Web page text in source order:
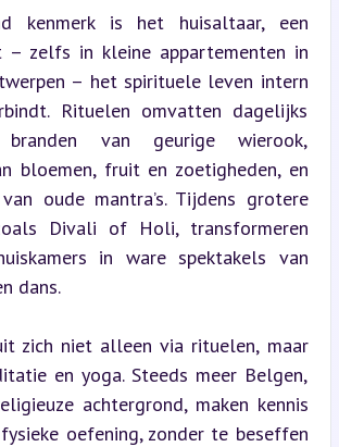
kenmerk is het huisaltaar, een
– zelfs in kleine appartementen in
– het spirituele leven intern
Rituelen omvatten dagelijks
van geurige wierook,
bloemen, fruit en zoetigheden, en
oude mantra’s. Tijdens grotere
Divali of Holi, transformeren
in ware spektakels van
dans.
zich niet alleen via rituelen, maar
en yoga. Steeds meer Belgen,
achtergrond, maken kennis
oefening, zonder te beseffen